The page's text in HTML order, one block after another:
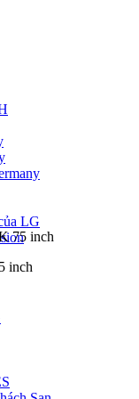
LG
75 inch